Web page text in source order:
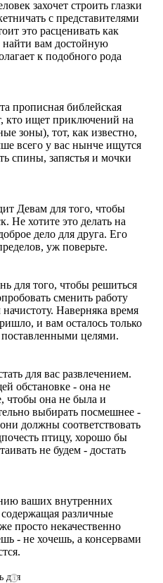
захочет строить глазки
с представителями
это расценивать как
вам достойную
к подобного рода
прописная библейская
кто ищет приключений на
зоны), тот, как известно,
всего у вас нынче ищутся
спины, запястья и мочки
Девам для того, чтобы
Не хотите это делать на
дело для друга. Его
уж поверьте.
для того, чтобы решиться
сменить работу
Наверняка время
и вам осталось только
поставленными целями.
для вас развлечением.
обстановке - она не
чтобы она не была и
выбирать посмешнее -
должны соответствовать
птицу, хорошо бы
не будем - достать
ваших внутренних
различные
просто некачественно
- не хочешь, а консервами
i
i
для